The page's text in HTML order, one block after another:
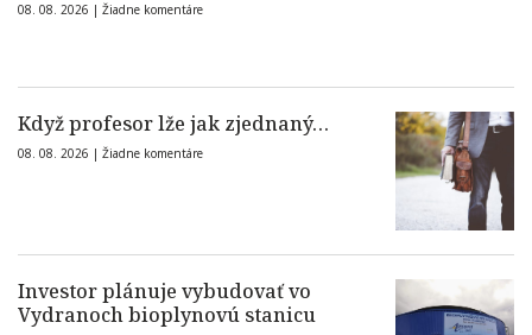
08. 08. 2026 | Žiadne komentáre
Když profesor lže jak zjednaný…
08. 08. 2026 | Žiadne komentáre
Investor plánuje vybudovať vo
Vydranoch bioplynovú stanicu